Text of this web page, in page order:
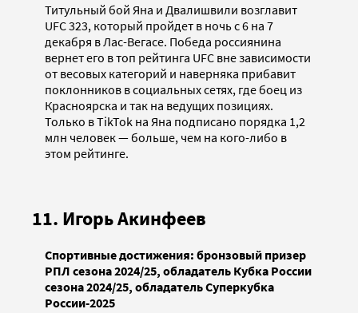
Титульный бой Яна и Двалишвили возглавит
UFC 323, который пройдет в ночь с 6 на 7
декабря в Лас-Вегасе. Победа россиянина
вернет его в топ рейтинга UFC вне зависимости
от весовых категорий и наверняка прибавит
поклонников в социальных сетях, где боец из
Красноярска и так на ведущих позициях.
Только в TikTok на Яна подписано порядка 1,2
млн человек — больше, чем на кого-либо в
этом рейтинге.
11. Игорь Акинфеев
Спортивные достижения: бронзовый призер
РПЛ сезона 2024/25, обладатель Кубка России
сезона 2024/25, обладатель Суперкубка
России-2025